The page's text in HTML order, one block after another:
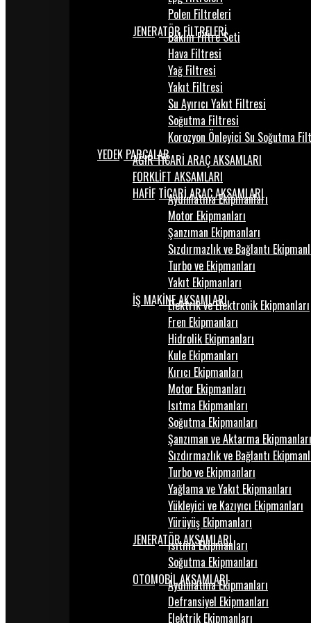
Polen Filtreleri
JENERATÖR FİLTRELERİ
Bakım Filtre Seti
Hava Filtresi
Yağ Filtresi
Yakıt Filtresi
Su Ayırıcı Yakıt Filtresi
Soğutma Filtresi
Korozyon Önleyici Su Soğutma
YEDEK PARÇALARAĞIR TİCARİ ARAÇ AKSAMLARI
FORKLİFT AKSAMLARI
HAFİF TİCARİ ARAÇ AKSAMLARI
Aydınlatma Ekipmanları
Motor Ekipmanları
Şanzıman Ekipmanları
Sızdırmazlık ve Bağlantı
Turbo ve Ekipmanları
Yakıt Ekipmanları
İŞ MAKİNE AKSAMLARI
Elektrik ve Elektronik Ekipmanları
Fren Ekipmanları
Hidrolik Ekipmanları
Kule Ekipmanları
Kırıcı Ekipmanları
Motor Ekipmanları
Isıtma Ekipmanları
Soğutma Ekipmanları
Şanzıman ve Aktarma Ekipmanları
Sızdırmazlık ve Bağlantı
Turbo ve Ekipmanları
Yağlama ve Yakıt Ekipmanları
Yükleyici ve Kazıyıcı Ekipmanları
Yürüyüş Ekipmanları
JENERATÖR AKSAMLARI
Isıtma Ekipmanları
Soğutma Ekipmanları
OTOMOBİL AKSAMLARI
Aydınlatma Ekipmanları
Defransiyel Ekipmanları
Elektrik Ekipmanları